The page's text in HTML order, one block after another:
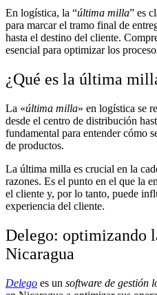
En logística, la “última milla” es
para marcar el tramo final de
hasta el destino del cliente.
esencial para optimizar los
¿Qué es la última
La «última milla» en logística se
desde el centro de distribución
fundamental para entender cómo
de productos.
La última milla es crucial en la
razones. Es el punto en el que la
el cliente y, por lo tanto, puede
experiencia del cliente.
Delego: optimizando
Nicaragua
Delego es un software de gestión